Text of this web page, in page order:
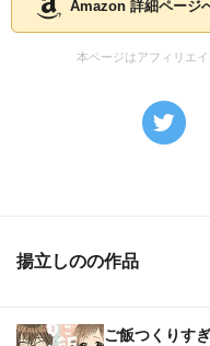
Amazon 詳細ページ
本ページはアフィリエ
揚立しのの作品
ご飯つくりす